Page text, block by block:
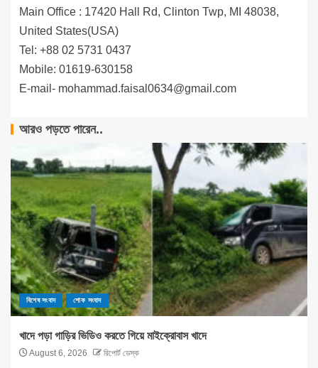
Main Office : 17420 Hall Rd, Clinton Twp, MI 48038,
United States(USA)
Tel: +88 02 5731 0437
Mobile: 01619-630158
E-mail- mohammad.faisal0634@gmail.com
আরও পড়তে পারেন..
বিশেষ সংবাদ শোক সংবাদ
খাদে পড়া গাড়ির ভিডিও করতে গিয়ে মাইক্রোবাস খাদে
August 6, 2026 রিপোর্ট ডেস্ক